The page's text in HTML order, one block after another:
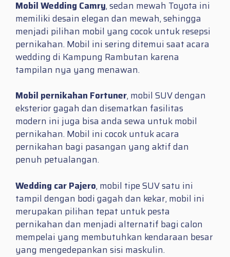
Mobil Wedding Camry, sedan mewah Toyota ini
memiliki desain elegan dan mewah, sehingga
menjadi pilihan mobil yang cocok untuk resepsi
pernikahan. Mobil ini sering ditemui saat acara
wedding di Kampung Rambutan karena
tampilan nya yang menawan.
Mobil pernikahan Fortuner, mobil SUV dengan
eksterior gagah dan disematkan fasilitas
modern ini juga bisa anda sewa untuk mobil
pernikahan. Mobil ini cocok untuk acara
pernikahan bagi pasangan yang aktif dan
penuh petualangan.
Wedding car Pajero, mobil tipe SUV satu ini
tampil dengan bodi gagah dan kekar, mobil ini
merupakan pilihan tepat untuk pesta
pernikahan dan menjadi alternatif bagi calon
mempelai yang membutuhkan kendaraan besar
yang mengedepankan sisi maskulin.